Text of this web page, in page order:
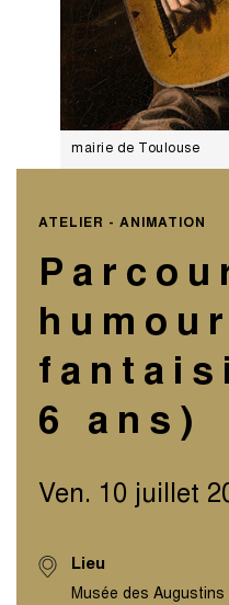
mairie de Toulouse
6 ans)
ATELIER - ANIMATION
Ven. 10 juillet
Lieu
Musée des Augustins